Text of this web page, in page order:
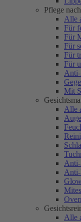
Pflege
Alle
Für
Für
Für
Für
Für
Mit
Alle
Alle